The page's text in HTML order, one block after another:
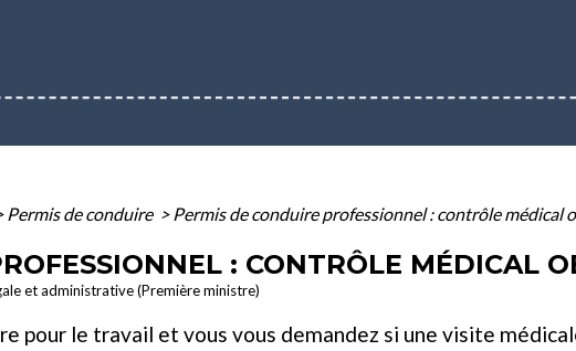
Permis de conduire > Permis de conduire professionnel : contrôle médical
: CONTRÔLE MÉDICAL
et administrative (Première ministre)
pour le travail et vous vous demandez si une visite